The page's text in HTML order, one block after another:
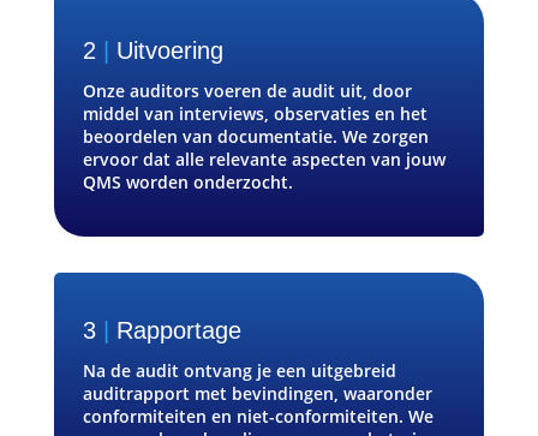
2 Uitvoering
Onze auditors voeren de audit uit, door
middel van interviews, observaties en het
beoordelen van documentatie. We zorgen
ervoor dat alle relevante aspecten van jouw
QMS worden onderzocht.
3 Rapportage
Na de audit ontvang je een uitgebreid
auditrapport met bevindingen, waaronder
conformiteiten en niet-conformiteiten. We